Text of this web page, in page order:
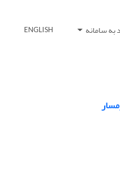
به سامانه ENGLISH